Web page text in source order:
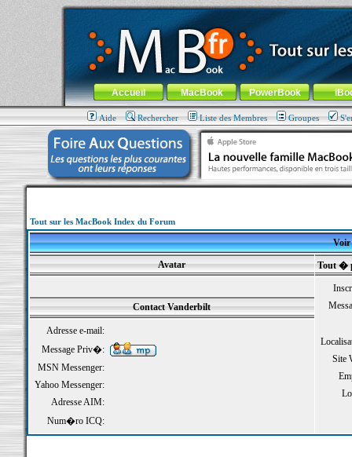
MacBook-fr.com : 100% Apple... 100% nomade !
Aller au contenu-Aller au menu général-Aller au menu de
Menu général
Accueil MacBook PowerBook
Aide Rechercher Liste des Membres Groupes
Tout sur les MacBook Index du Forum
Voir
Avatar
Tout �
Site
Contact Vanderbilt
Adresse e-mail:
Message Priv�:
MSN Messenger:
Yahoo Messenger:
Adresse AIM:
Num�ro ICQ: